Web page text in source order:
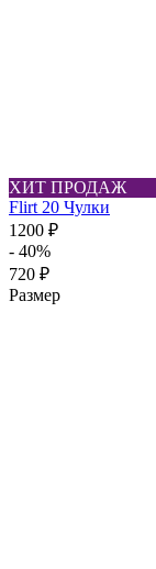
ХИТ ПРОДАЖ
Flirt 20 Чулки
1200 ₽
- 40%
720 ₽
Размер